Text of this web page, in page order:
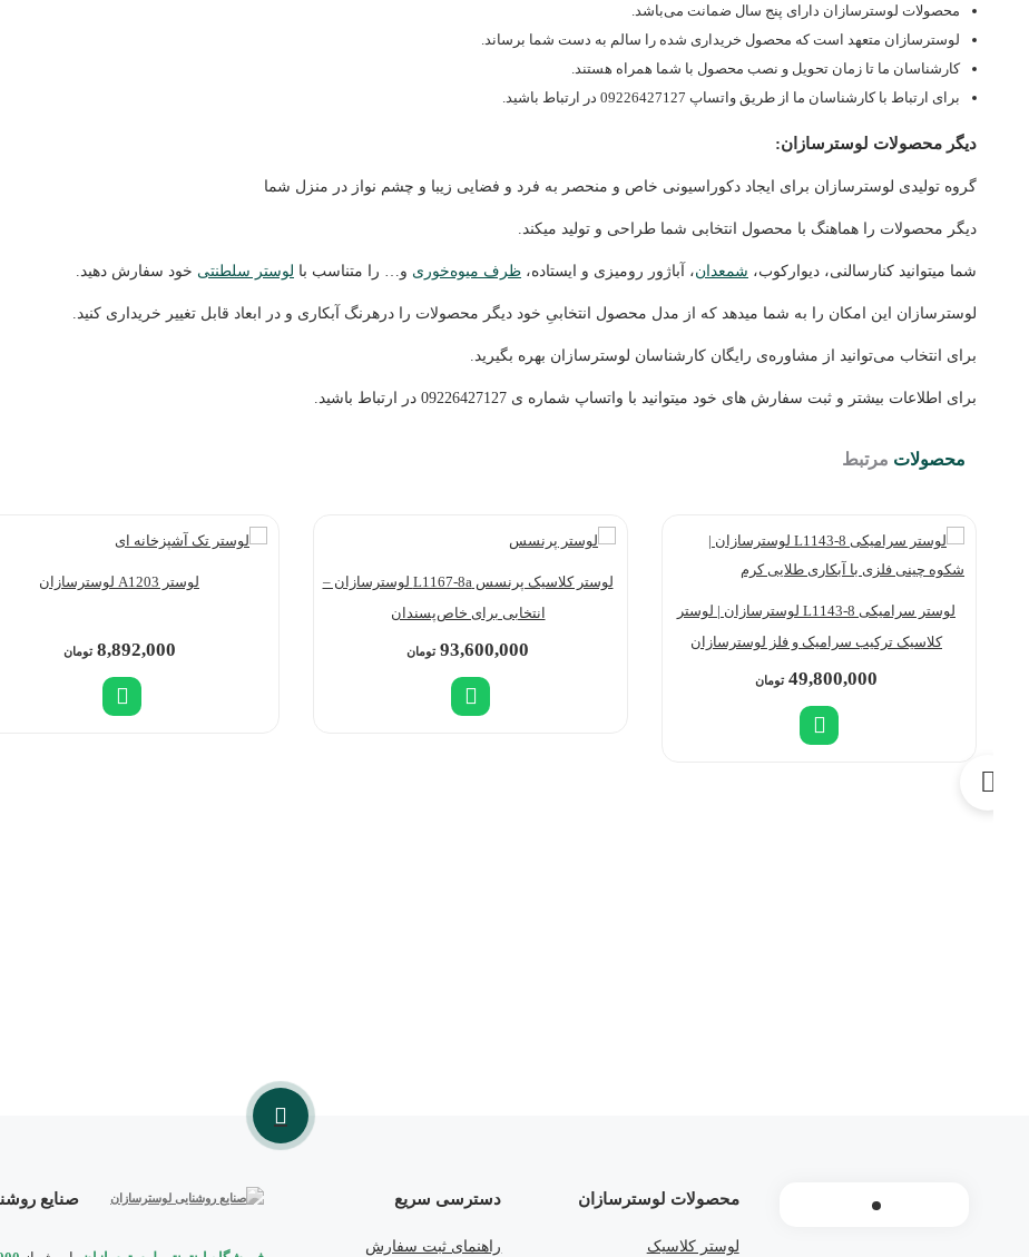
محصولات لوسترسازان دارای پنج سال ضمانت می‌باشد.
لوسترسازان متعهد است که محصول خریداری شده را سالم به دست شما برساند.
کارشناسان ما تا زمان تحویل و نصب محصول با شما همراه هستند.
برای ارتباط با کارشناسان ما از طریق واتساپ 09226427127 در ارتباط باشید.
دیگر محصولات لوسترسازان:
گروه تولیدی لوسترسازان برای ایجاد دکوراسیونی خاص و منحصر به فرد و فضایی زیبا و چشم نواز در منزل شما
دیگر محصولات را هماهنگ با محصول انتخابی شما طراحی و تولید میکند.
شما میتوانید کنارسالنی، دیوارکوب، شمعدان، آباژور رومیزی و ایستاده، ظرف میوه‌خوری و… را متناسب با لوستر سلطنتی خود سفارش دهید.
لوسترسازان این امکان را به شما میدهد که از مدل محصول انتخابیِ خود دیگر محصولات را درهرنگ آبکاری و در ابعاد قابل تغییر خریداری کنید.
برای انتخاب می‌توانید از مشاوره‌ی رایگان کارشناسان لوسترسازان بهره بگیرید.
برای اطلاعات بیشتر و ثبت سفارش های خود میتوانید با واتساپ شماره ی 09226427127 در ارتباط باشید.
محصولات مرتبط
لوستر سرامیکی L1143-8 لوسترسازان | لوستر
کلاسیک ترکیب سرامیک و فلز لوسترسازان
49,800,000 تومان
لوستر کلاسیک پرنسس L1167-8a لوسترسازان –
انتخابی برای خاص‌پسندان
93,600,000 تومان
لوستر A1203 لوسترسازان
8,892,000 تومان
محصولات لوسترسازان
لوستر کلاسیک
دسترسی سریع
راهنمای ثبت سفارش
صنایع